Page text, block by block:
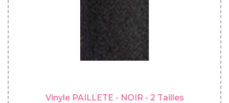
Vinyle PAILLETE - NOIR - 2 Tailles